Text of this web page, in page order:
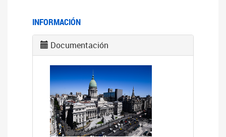
INFORMACIÓN
Documentación